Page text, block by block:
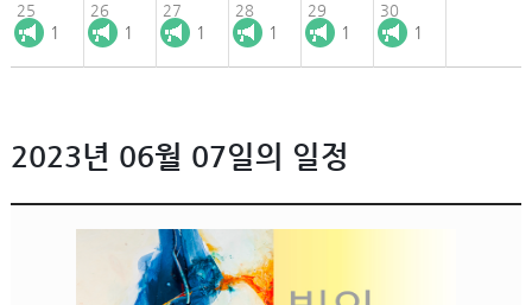
25
1
26
1
27
1
28
1
29
1
30
1
2023년 06월 07일의 일정